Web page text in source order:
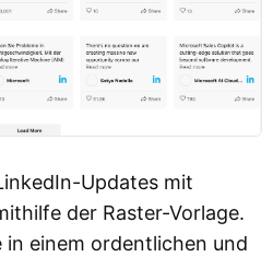
Updates mit
der Raster-Vorlage.
in einem ordentlichen und